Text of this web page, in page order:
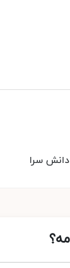
دانش سرا